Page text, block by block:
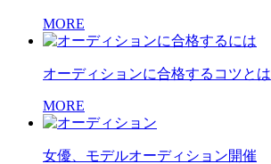
MORE
オーディションに合格するコツとは
MORE
女優、モデルオーディション開催